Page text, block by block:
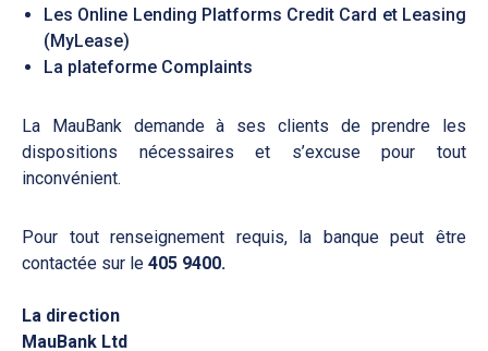
Les Online Lending Platforms Credit Card et Leasing
(MyLease)
La plateforme Complaints
La MauBank demande à ses clients de prendre les
dispositions nécessaires et s’excuse pour tout
inconvénient.
Pour tout renseignement requis, la banque peut être
contactée sur le 405 9400.
La direction
MauBank Ltd